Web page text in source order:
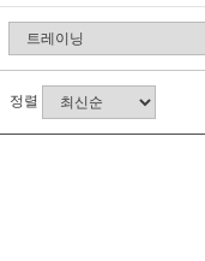
정렬